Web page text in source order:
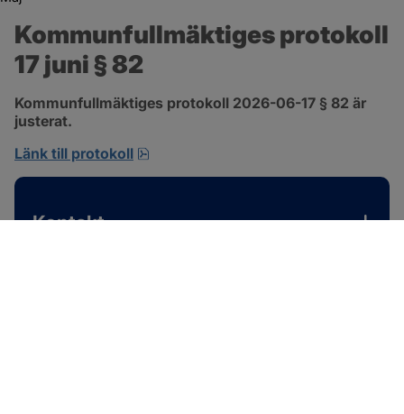
Kommunfullmäktiges protokoll
17 juni § 82
Kommunfullmäktiges protokoll 2026-06-17 § 82 är
justerat.
Länk till protokoll
Kontakt